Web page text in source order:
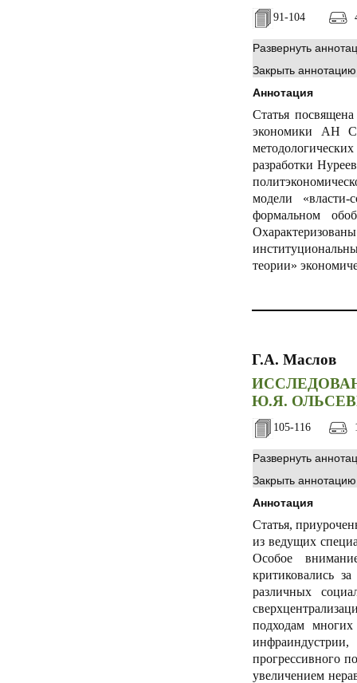
91-104
Развернуть
Закрыть аннотацию
Аннотация
Статья
экономики АН
разработки
модели «власти-
формальном
теории»
Г.А. Маслов
Ю.Я.
105-116
Развернуть
Закрыть аннотацию
Аннотация
Статья,
из ведущих
Особое
критиковались
различных
подходам многих
прогрессивного
увеличением